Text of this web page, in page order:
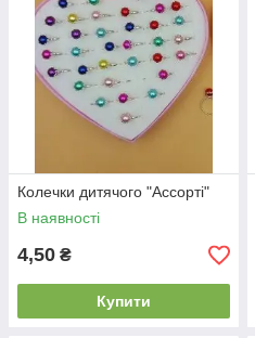
Колечки дитячого "Ассорті"
В наявності
4,50 ₴
Купити